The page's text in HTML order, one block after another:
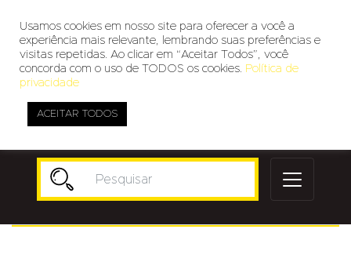
Usamos cookies em nosso site para oferecer a você a
experiência mais relevante, lembrando suas preferências e
visitas repetidas. Ao clicar em “Aceitar Todos”, você
concorda com o uso de TODOS os cookies. Política de
privacidade
ACEITAR TODOS